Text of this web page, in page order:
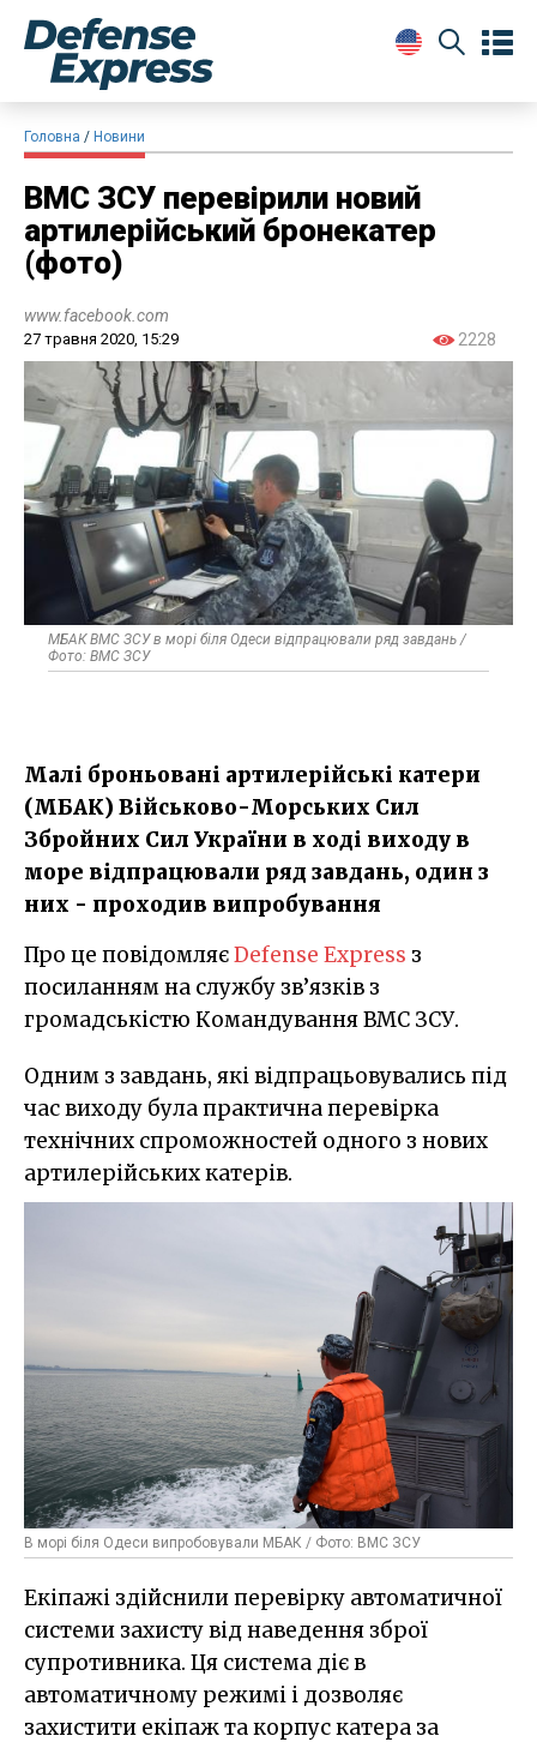
Головна Новини
​ВМС ЗСУ перевірили новий
артилерійський бронекатер
(фото)
www.facebook.com
27 травня 2020, 15:29 2228
МБАК ВМС ЗСУ в морі біля Одеси відпрацювали ряд завдань /
Фото: ВМС ЗСУ
Малі броньовані артилерійські катери
(МБАК) Військово-Морських Сил
Збройних Сил України в ході виходу в
море відпрацювали ряд завдань, один з
них - проходив випробування
Про це повідомляєDefense Express з
посиланням на службу зв’язків з
громадськістю Командування ВМС ЗСУ.
Одним з завдань, які відпрацьовувались під
час виходу була практична перевірка
технічних спроможностей одного з нових
артилерійських катерів.
В морі біля Одеси випробовували МБАК / Фото: ВМС ЗСУ
Екіпажі здійснили перевірку автоматичної
системи захисту від наведення зброї
супротивника. Ця система діє в
автоматичному режимі і дозволяє
захистити екіпаж та корпус катера за